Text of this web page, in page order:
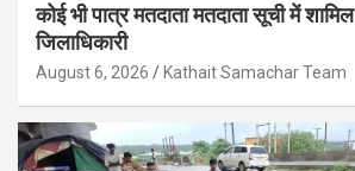
कोई भी पात्र मतदाता मतदाता सूची में
जिलाधिकारी
August 6, 2026 Kathait Samachar Team